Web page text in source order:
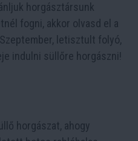
horgásztársunk
fogni, akkor olvasd el a
letisztult folyó,
indulni süllőre horgászni!
horgászat, ahogy